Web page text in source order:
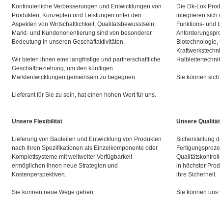
Kontinuierliche Verbesserungen und Entwicklungen von
Produkten, Konzepten und Leistungen unter den
Aspekten von Wirtschaftlichkeit, Qualitätsbewusstsein,
Markt- und Kundenorientierung sind von besonderer
Bedeutung in unseren Geschäftaktivitäten.
Wir bieten ihnen eine langfristige und partnerschaftliche
Geschäftbeziehung, um den künftigen
Marktentwicklungen gemeinsam zu begegnen.
Lieferant für Sie zu sein, hat einen hohen Wert für uns.
Die Dk-Lok
integrieren sich
Funktions- und
Sie können
Unsere Flexibilität
Lieferung von Bauteilen und Entwicklung von Produkten
nach ihren Spezifikationen als Einzelkomponente oder
Komplettsysteme mit weltweiter Verfügbarkeit
ermöglichen ihnen neue Strategien und
Kostenperspektiven.
Sie können neue Wege gehen.
Unsere Qualität
Sicherstellung
in höchster
ihre Sicherheit.
Sie können uns